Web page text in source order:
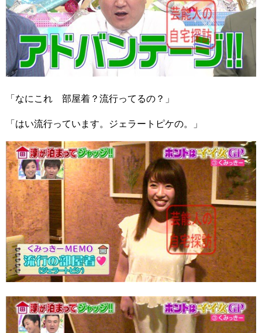
「なにこれ 部屋着？流行ってるの？」
「はい流行っています。ジェラートピケの。」